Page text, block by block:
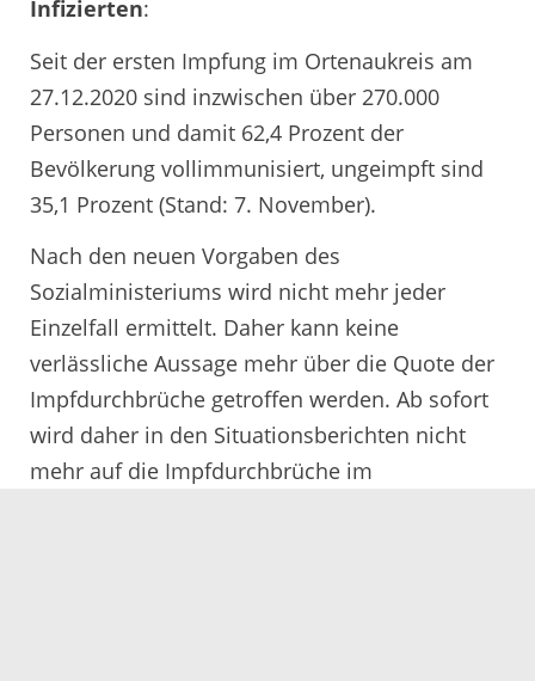
Infizierten:
Seit der ersten Impfung im Ortenaukreis am
27.12.2020 sind inzwischen über 270.000
Personen und damit 62,4 Prozent der
Bevölkerung vollimmunisiert, ungeimpft sind
35,1 Prozent (Stand: 7. November).
Nach den neuen Vorgaben des
Sozialministeriums wird nicht mehr jeder
Einzelfall ermittelt. Daher kann keine
verlässliche Aussage mehr über die Quote der
Impfdurchbrüche getroffen werden. Ab sofort
wird daher in den Situationsberichten nicht
mehr auf die Impfdurchbrüche im